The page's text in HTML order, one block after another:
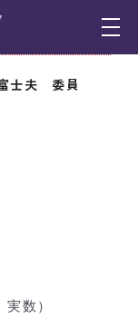
士夫 委員
数）